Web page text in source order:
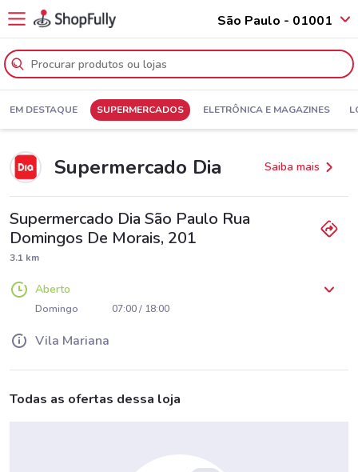
São Paulo - 01001
EM DESTAQUE SUPERMERCADOS ELETRÔNICA E MAGAZINES
Supermercado Dia Saiba mais
Supermercado Dia São Paulo Rua
Domingos De Morais, 201
3.1 km
Aberto
Domingo 07:00 / 18:00
Vila Mariana
Todas as ofertas dessa loja